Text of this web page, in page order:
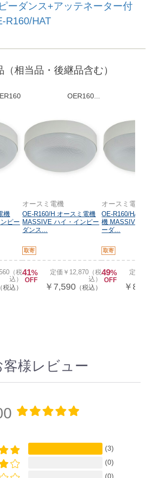
ーダンス+アッテネーター付
R160/HAT
（相当品・後継品含む）
機
ピー
（税
込）
（税込）
OER160...
オースミ電機
OE-R160/H オースミ電機
MASSIVE ハイ・インピー
ダンス...
取寄
41%
OFF
定価￥12,870（税
込）
￥7,590 （税込）
オースミ電機
OE-R160/HAT
機 MASSIVE ハ
ーダ...
取寄
49%
OFF
定価
￥
客様レビュー
(3)
(0)
(0)